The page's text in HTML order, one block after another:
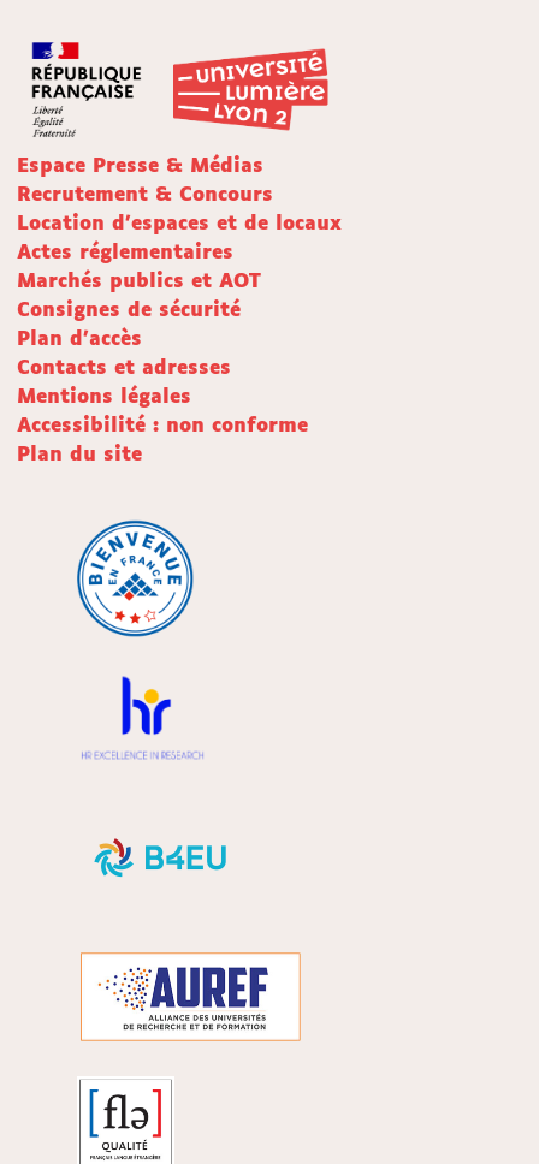
Espace Presse & Médias
Recrutement & Concours
Location d'espaces et de locaux
Actes réglementaires
Marchés publics et AOT
Consignes de sécurité
Plan d'accès
Contacts et adresses
Mentions légales
Accessibilité : non conforme
Plan du site